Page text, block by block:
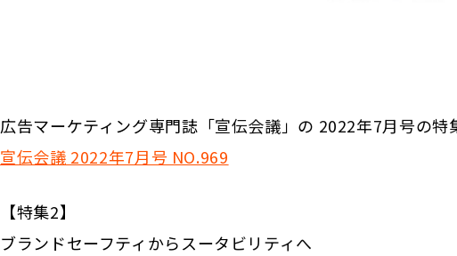
広告マーケティング専門誌「宣伝会議」の 2022年7月号の特
宣伝会議 2022年7月号 NO.969
【特集2】
ブランドセーフティからスータビリティへ